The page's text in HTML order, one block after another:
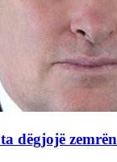
dëgjojë zemrën